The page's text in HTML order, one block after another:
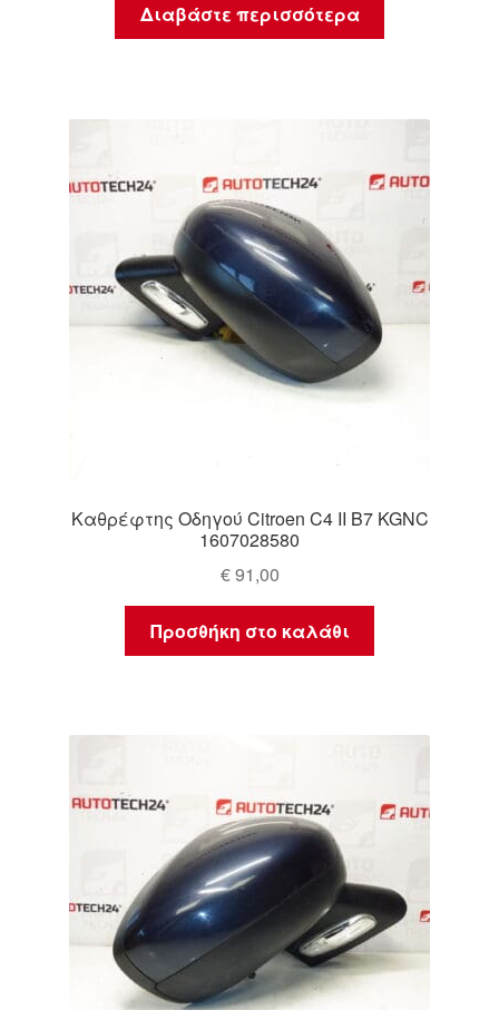
Διαβάστε περισσότερα
Καθρέφτης Οδηγού Citroen C4 II B7 KGNC
1607028580
€91,00
Προσθήκη στο καλάθι